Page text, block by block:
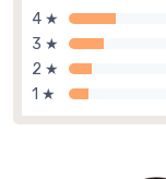
4 ★
3 ★
2 ★
1 ★